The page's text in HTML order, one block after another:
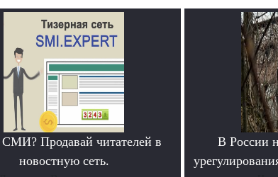
Продавай читателей в
новостную сеть.
В России